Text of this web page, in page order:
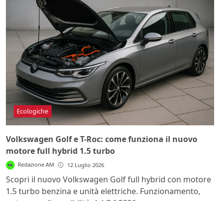
Ecologiche
Volkswagen Golf e T-Roc: come funziona il nuovo
motore full hybrid 1.5 turbo
Redazione AM 12 Luglio 2026
Scopri il nuovo Volkswagen Golf full hybrid con motore
1.5 turbo benzina e unità elettriche. Funzionamento,